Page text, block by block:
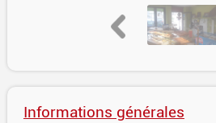
Informations générales